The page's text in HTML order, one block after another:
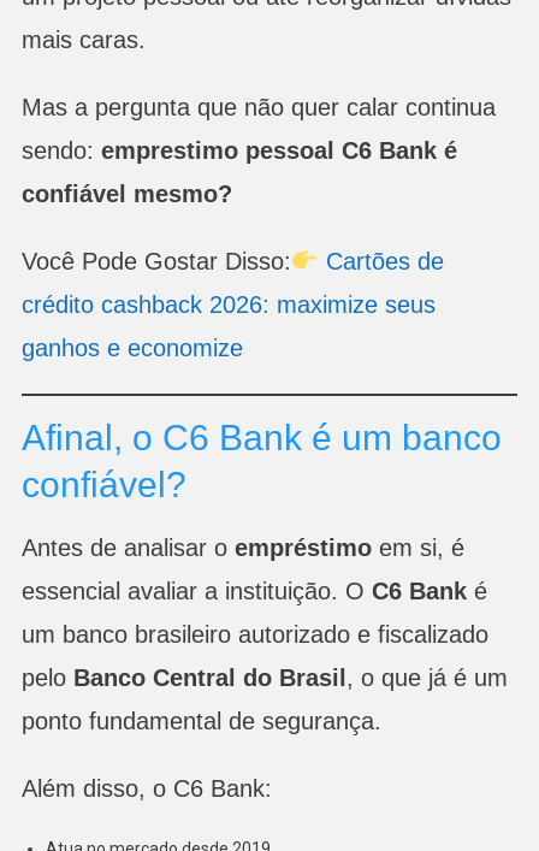
mais caras.
Mas a pergunta que não quer calar continua
sendo: emprestimo pessoal C6 Bank é
confiável mesmo?
Você Pode Gostar Disso:
Cartões de
crédito cashback 2026: maximize seus
ganhos e economize
Afinal, o C6 Bank é um banco
confiável?
Antes de analisar o empréstimoem si, é
essencial avaliar a instituição. O C6 Banké
um banco brasileiro autorizado e fiscalizado
pelo Banco Central do Brasil, o que já é um
ponto fundamental de segurança.
Além disso, o C6 Bank: